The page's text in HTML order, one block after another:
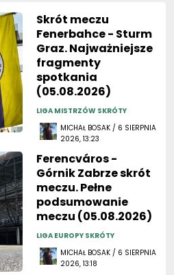
Skrót meczu
Fenerbahce - Sturm
Graz. Najważniejsze
fragmenty
spotkania
(05.08.2026)
LIGA MISTRZÓW SKRÓTY
MICHAŁ BOSAK / 6 SIERPNIA
2026, 13:23
Ferencváros -
Górnik Zabrze skrót
meczu. Pełne
podsumowanie
meczu (05.08.2026)
LIGA EUROPY SKRÓTY
MICHAŁ BOSAK / 6 SIERPNIA
2026, 13:18